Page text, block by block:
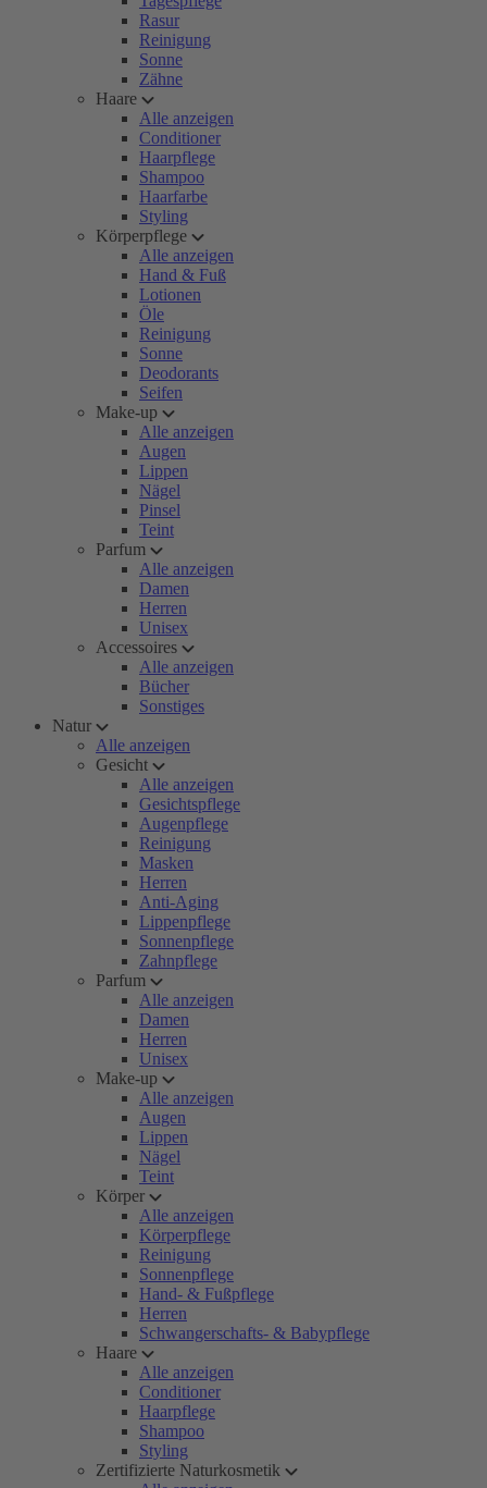
Rasur
Reinigung
Sonne
Zähne
Haare
Alle anzeigen
Conditioner
Haarpflege
Shampoo
Haarfarbe
Styling
Körperpflege
Alle anzeigen
Hand & Fuß
Lotionen
Öle
Reinigung
Sonne
Deodorants
Seifen
Make-up
Alle anzeigen
Augen
Lippen
Nägel
Pinsel
Teint
Parfum
Alle anzeigen
Damen
Herren
Unisex
Accessoires
Alle anzeigen
Bücher
Sonstiges
Natur
Alle anzeigen
Gesicht
Alle anzeigen
Gesichtspflege
Augenpflege
Reinigung
Masken
Herren
Anti-Aging
Lippenpflege
Sonnenpflege
Zahnpflege
Parfum
Alle anzeigen
Damen
Herren
Unisex
Make-up
Alle anzeigen
Augen
Lippen
Nägel
Teint
Körper
Alle anzeigen
Körperpflege
Reinigung
Sonnenpflege
Hand- & Fußpflege
Herren
Schwangerschafts- & Babypflege
Haare
Alle anzeigen
Conditioner
Haarpflege
Shampoo
Styling
Zertifizierte Naturkosmetik